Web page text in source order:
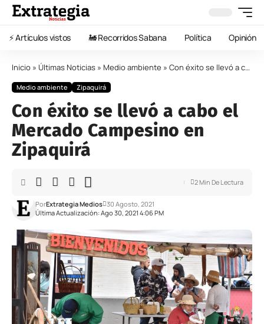
⚡️ Artículos vistos 🚂 Recorridos Sabana Política Opinión
Inicio » Últimas Noticias » Medio ambiente » Con éxito se llevó a cabo el Mercado Campesino en Zipaquirá
Medio ambiente Zipaquirá
Con éxito se llevó a cabo el
Mercado Campesino en
Zipaquirá
Última Actualización: Ago 30, 2021 4:06 PM
PorExtrategia Medios 30 Agosto, 2021
2 Min De Lectura